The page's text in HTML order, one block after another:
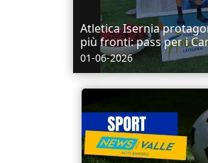
Atletica Isernia
più fronti: pass per i
01-06-2026